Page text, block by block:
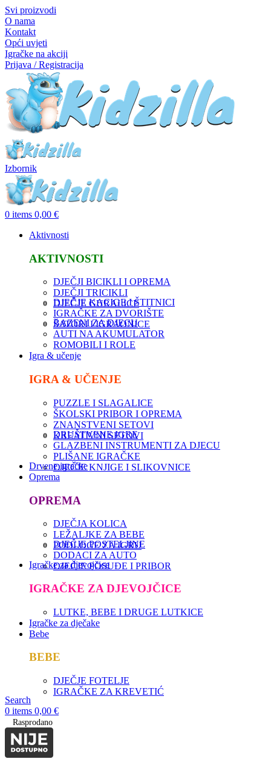
Svi proizvodi
O nama
Kontakt
Opći uvjeti
Igračke na akciji
Prijava / Registracija
Izbornik
0 items 0,00 €
Aktivnosti
AKTIVNOSTI
DJEČJI BICIKLI I OPREMA
DJEČJI TRICIKLI
DJEČJE GURALICE
DJEČJE KACIGE I ŠTITNICI
IGRAČKE ZA DVORIŠTE
ŠATORI I IGRAONICE
BAZENI ZA DJECU
AUTI NA AKUMULATOR
ROMOBILI I ROLE
Igra & učenje
IGRA & UČENJE
PUZZLE I SLAGALICE
ŠKOLSKI PRIBOR I OPREMA
ZNANSTVENI SETOVI
KREATIVNI SETOVI
DRUŠTVENE IGRE
GLAZBENI INSTRUMENTI ZA DJECU
PLIŠANE IGRAČKE
DJEČJE KNJIGE I SLIKOVNICE
Drvene igračke
Oprema
OPREMA
DJEČJA KOLICA
LEŽALJKE ZA BEBE
PODLOGE ZA IGRU
DJEČJE POSTELJINE
DODACI ZA AUTO
DJEČJE POSUĐE I PRIBOR
Igračke za djevojčice
IGRAČKE ZA DJEVOJČICE
LUTKE, BEBE I DRUGE LUTKICE
Igračke za dječake
Bebe
BEBE
DJEČJE FOTELJE
IGRAČKE ZA KREVETIĆ
Search
0 items 0,00 €
Rasprodano